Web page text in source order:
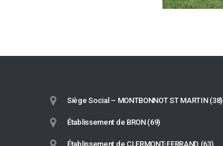
Siège Social – MONTBONNOT ST MARTIN (38)
Établissement de BRON (69)
Établissement de CLERMONT-FERRAND (63)